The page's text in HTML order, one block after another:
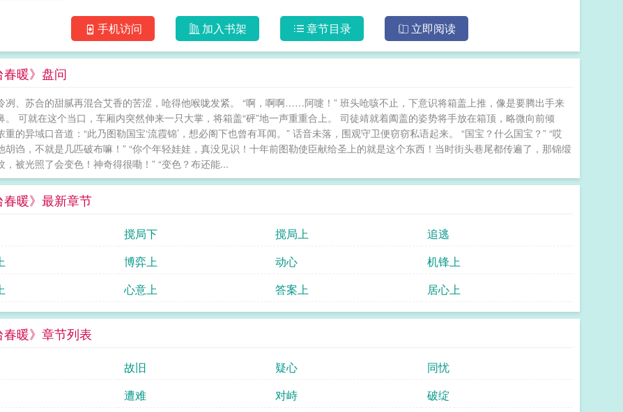
血包扎，却在急救之后就留下药方匆匆离去——她本不想招惹麻烦，尤其这人还是个虎贲郎。直到得
知京中变故，晏氏族人也难逃帝王猜忌，极刑加身。她想，为今之计，还是得抱团取暖，先将日子过
下去。可是后来，事情却越发变得不受控制——她随口提的桃花酥，次日就会出现在灶头；她夜诊归
他偏头躲开那个本该沉溺的吻，将珍藏多年的同心佩塞进她的手心。“认得吗？”他双眼通红，声音低
哑，“我就是五年前……你不要的那个未婚夫。”【阅前提示】1.HE，身心双洁，所有女配与男主均无
感情纠葛，但有男配对女主单箭头。2.全文架空，含渐进式奇幻线，有巫祝异术、前世今生等元素，
低魔设定，非修真仙侠，非除魔捉妖。3.感情线加强版的剧情流，二者深度结合，微群像，非二人
转；私设和伏笔比较多，前期节奏慢热，前三卷悬疑为主，后三卷会逐渐展开朝堂线，内容正剧向，
但文本不会堆砌辞藻。4.本文设定是没有“程朱理学”的世界，所以请不要批判女性角色的行为有哪里
不符合女德，已经身负枷锁的女性不应主动走入囚牢之中！5.有存稿40w+，不会弃坑，全文存稿后会
开始日更。6.详细阅前提示见第一章作话。 帝台春暖
手机访问 加入书架 章节目录 立即阅读
春暖》盘问
冽、苏合的甜腻再混合艾香的苦涩，呛得他喉咙发紧。 “啊，啊啊……阿嚏！” 班头呛咳不止，下意识将箱盖上推，像是要腾出手来
。 可就在这个当口，车厢内突然伸来一只大掌，将箱盖“砰”地一声重重合上。 司徒靖就着阖盖的姿势将手放在箱顶，略微向前倾
重的异域口音道：“此乃图勒国宝‘流霞锦’，想必阁下也曾有耳闻。” 话音未落，围观守卫便窃窃私语起来。 “国宝？什么国宝？” “哎
胡诌，不就是几匹破布嘛！” “你个年轻娃娃，真没见识！十年前图勒使臣献给圣上的就是这个东西！当时街头巷尾都传遍了，那锦缎
，被光照了会变色！神奇得很嘞！” “变色？布还能...
春暖》最新章节
搅局下 搅局上
追逃
博弈上 动心
机锋上
心意上 答案上 居心上
春暖》章节列表
故旧 疑心
同忧
遭难 对峙
破绽